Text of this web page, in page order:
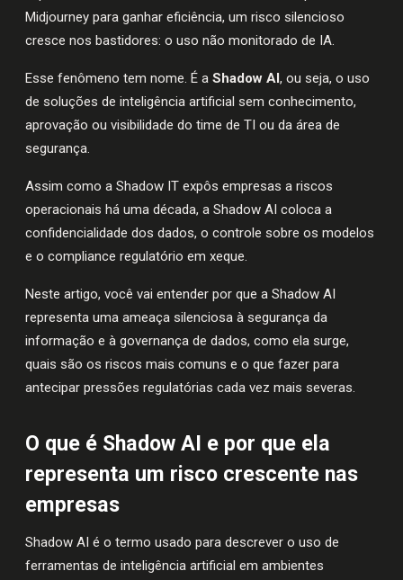
Midjourney para ganhar eficiência, um risco silencioso
cresce nos bastidores: o uso não monitorado de IA.
Esse fenômeno tem nome. É a Shadow AI, ou seja, o uso
de soluções de inteligência artificial sem conhecimento,
aprovação ou visibilidade do time de TI ou da área de
segurança.
Assim como a Shadow IT expôs empresas a riscos
operacionais há uma década, a Shadow AI coloca a
confidencialidade dos dados, o controle sobre os modelos
e o compliance regulatório em xeque.
Neste artigo, você vai entender por que a Shadow AI
representa uma ameaça silenciosa à segurança da
informação e à governança de dados, como ela surge,
quais são os riscos mais comuns e o que fazer para
antecipar pressões regulatórias cada vez mais severas.
O que é Shadow AI e por que ela
representa um risco crescente nas
empresas
Shadow AI é o termo usado para descrever o uso de
ferramentas de inteligência artificial em ambientes